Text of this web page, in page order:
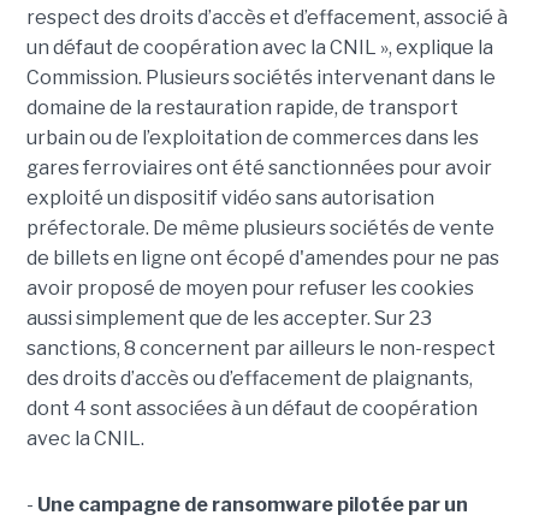
respect des droits d’accès et d’effacement, associé à
un défaut de coopération avec la CNIL », explique la
Commission. Plusieurs sociétés intervenant dans le
domaine de la restauration rapide, de transport
urbain ou de l’exploitation de commerces dans les
gares ferroviaires ont été sanctionnées pour avoir
exploité un dispositif vidéo sans autorisation
préfectorale. De même plusieurs sociétés de vente
de billets en ligne ont écopé d'amendes pour ne pas
avoir proposé de moyen pour refuser les cookies
aussi simplement que de les accepter. Sur 23
sanctions, 8 concernent par ailleurs le non-respect
des droits d’accès ou d’effacement de plaignants,
dont 4 sont associées à un défaut de coopération
avec la CNIL.
- Une campagne de ransomware pilotée par un